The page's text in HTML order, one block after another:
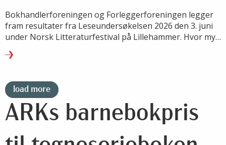
Bokhandlerforeningen og Forleggerforeningen legger
fram resultater fra Leseundersøkelsen 2026 den 3. juni
under Norsk Litteraturfestival på Lillehammer. Hvor mye
seg?
load more
ARKs barnebokpris